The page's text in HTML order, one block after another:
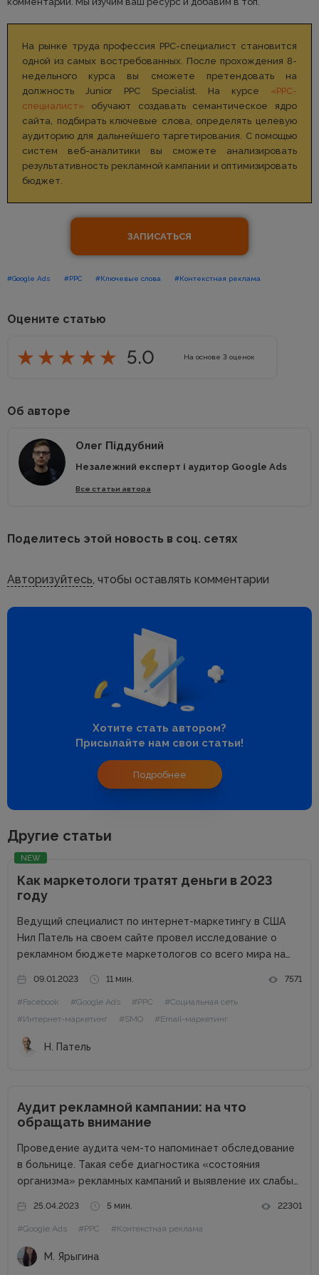
На рынке труда профессия РРС-специалист становится
одной из самых востребованных. После прохождения 8-
недельного курса вы сможете претендовать на
должность Junior PPC Specialist. На курсе «РРС-
специалист» обучают создавать семантическое ядро
сайта, подбирать ключевые слова, определять целевую
аудиторию для дальнейшего таргетирования. С помощью
систем веб-аналитики вы сможете анализировать
результативность рекламной кампании и оптимизировать
бюджет.
ЗАПИСАТЬСЯ
#Google Ads #PPC #Ключевые слова #Контекстная реклама
Оцените статью
5.0 На основе 3 оценок
Об авторе
Олег Піддубний
Незалежний експерт і аудитор Google Ads
Все статьи автора
Поделитесь этой новость в соц. сетях
Авторизуйтесь, чтобы оставлять комментарии
Хотите стать автором?
Присылайте нам свои статьи!
Подробнее
Другие статьи
NEW
Как маркетологи тратят деньги в 2023
году
Ведущий специалист по интернет-маркетингу в США
Нил Патель на своем сайте провел исследование о
рекламном бюджете маркетологов со всего мира на
подвешенном состоянии из-за набирающей обороты
инфляции, войны, роста процентных ставок и других
факторов,...
09.01.2023 11 мин. 7571
#Facebook #Google Ads #PPC
#Социальная сеть
#Интернет-маркетинг
#SMO #Email-маркетинг
Н. Патель
Аудит рекламной кампании: на что
обращать внимание
Проведение аудита чем-то напоминает обследование
в больнице. Такая себе диагностика «состояния
организма» рекламных кампаний и выявление их слабых
анализ качества кампаний (настроек, полученной
статистики) в рекламных системах и создание
рекомендаций для увеличения...
25.04.2023 5 мин. 22301
#Google Ads #PPC #Контекстная реклама
М. Ярыгина